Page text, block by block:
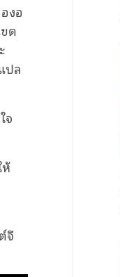
งอ
ต
ปล
จ
จี